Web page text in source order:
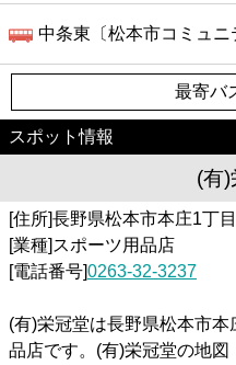
中条東〔松本市コミュニ
最寄バ
スポット情報
(有)
[住所]長野県松本市本庄1丁
[業種]スポーツ用品店
[電話番号]0263-32-3237
(有)栄冠堂は長野県松本市
品店です。(有)栄冠堂の地